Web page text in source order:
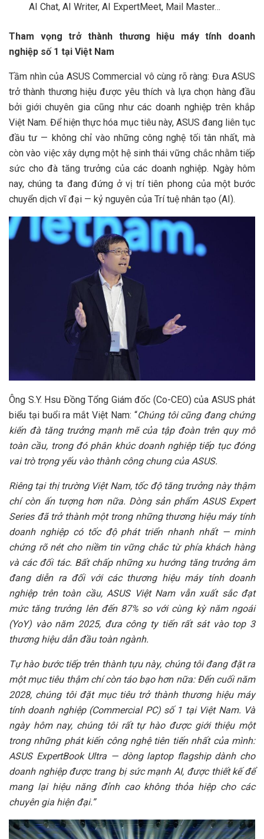
AI Chat, AI Writer, AI ExpertMeet, Mail Master…
Tham vọng trở thành thương hiệu máy tính doanh
nghiệp số 1 tại Việt Nam
Tầm nhìn của ASUS Commercial vô cùng rõ ràng: Đưa ASUS
trở thành thương hiệu được yêu thích và lựa chọn hàng đầu
bởi giới chuyên gia cũng như các doanh nghiệp trên khắp
Việt Nam. Để hiện thực hóa mục tiêu này, ASUS đang liên tục
đầu tư — không chỉ vào những công nghệ tối tân nhất, mà
còn vào việc xây dựng một hệ sinh thái vững chắc nhằm tiếp
sức cho đà tăng trưởng của các doanh nghiệp. Ngày hôm
nay, chúng ta đang đứng ở vị trí tiên phong của một bước
chuyển dịch vĩ đại — kỷ nguyên của Trí tuệ nhân tạo (AI).
Ông S.Y. Hsu Đồng Tổng Giám đốc (Co-CEO) của ASUS phát
biểu tại buổi ra mắt Việt Nam: “Chúng tôi cũng đang chứng
kiến đà tăng trưởng mạnh mẽ của tập đoàn trên quy mô
toàn cầu, trong đó phân khúc doanh nghiệp tiếp tục đóng
vai trò trọng yếu vào thành công chung của ASUS.
Riêng tại thị trường Việt Nam, tốc độ tăng trưởng này thậm
chí còn ấn tượng hơn nữa. Dòng sản phẩm ASUS Expert
Series đã trở thành một trong những thương hiệu máy tính
doanh nghiệp có tốc độ phát triển nhanh nhất — minh
chứng rõ nét cho niềm tin vững chắc từ phía khách hàng
và các đối tác. Bất chấp những xu hướng tăng trưởng âm
đang diễn ra đối với các thương hiệu máy tính doanh
nghiệp trên toàn cầu, ASUS Việt Nam vẫn xuất sắc đạt
mức tăng trưởng lên đến 87% so với cùng kỳ năm ngoái
(YoY) vào năm 2025, đưa công ty tiến rất sát vào top 3
thương hiệu dẫn đầu toàn ngành.
Tự hào bước tiếp trên thành tựu này, chúng tôi đang đặt ra
một mục tiêu thậm chí còn táo bạo hơn nữa: Đến cuối năm
2028, chúng tôi đặt mục tiêu trở thành thương hiệu máy
tính doanh nghiệp (Commercial PC) số 1 tại Việt Nam. Và
ngày hôm nay, chúng tôi rất tự hào được giới thiệu một
trong những phát kiến công nghệ tiên tiến nhất của mình:
ASUS ExpertBook Ultra — dòng laptop flagship dành cho
doanh nghiệp được trang bị sức mạnh AI, được thiết kế để
mang lại hiệu năng đỉnh cao không thỏa hiệp cho các
chuyên gia hiện đại.”